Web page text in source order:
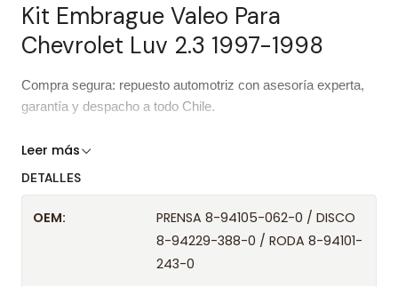
Kit Embrague Valeo Para
Chevrolet Luv 2.3 1997-1998
Compra segura: repuesto automotriz con asesoría experta,
garantía y despacho a todo Chile.
Características del repuesto
Luv 2.3 1997-1998
Valeo Phc
Leer más
DETALLES
OEM:
PRENSA 8-94105-062-0 / DISCO
8-94229-388-0 / RODA 8-94101-
243-0